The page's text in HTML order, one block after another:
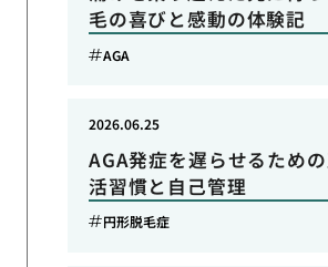
毛の喜びと感動の体験記
AGA
AGA発症を遅らせるため
活習慣と自己管理
2026.06.25
円形脱毛症